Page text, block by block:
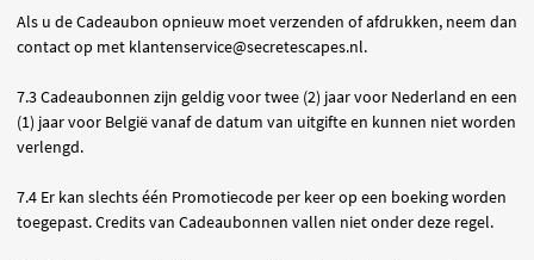
Als u de Cadeaubon opnieuw moet verzenden of afdrukken, neem dan
contact op met klantenservice@secretescapes.nl.
7.3 Cadeaubonnen zijn geldig voor twee (2) jaar voor Nederland en een
(1) jaar voor België vanaf de datum van uitgifte en kunnen niet worden
verlengd.
7.4 Er kan slechts één Promotiecode per keer op een boeking worden
toegepast. Credits van Cadeaubonnen vallen niet onder deze regel.